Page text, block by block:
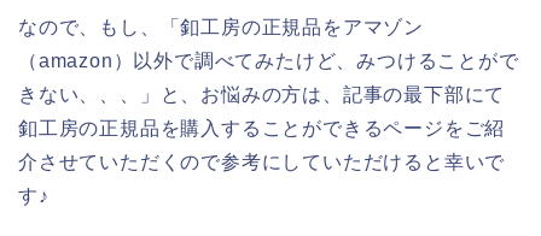
なので、もし、「釦工房の正規品をアマゾン
（amazon）以外で調べてみたけど、みつけることがで
きない、、、」と、お悩みの方は、記事の最下部にて
釦工房の正規品を購入することができるページをご紹
介させていただくので参考にしていただけると幸いで
す♪